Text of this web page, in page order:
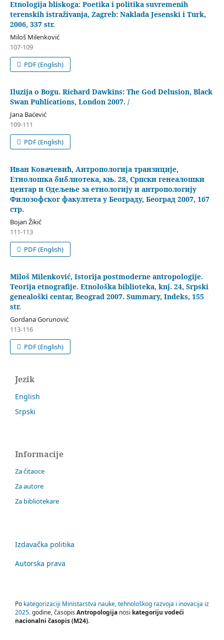
Etnologija bliskoga: Poetika i politika suvremenih
terenskih istraživanja, Zagreb: Naklada Jesenski i Turk,
2006, 337 str.
Miloš Milenković
107-109
PDF (English)
Iluzija o Bogu. Richard Dawkins: The God Delusion, Black
Swan Publications, London 2007. /
Jana Baćević
109-111
PDF (English)
Иван Ковачевић, Антропологија транзиције,
Етнолошка библиотека, књ. 28, Српски генеалошки
центар и Одељење за етнологију и антропологију
Филозофског факултета у Београду, Београд 2007, 167
стр.
Bojan Žikić
111-113
PDF (English)
Miloš Milenković, Istorija postmoderne antropologije.
Teorija etnografije. Etnološka biblioteka, knj. 24, Srpski
genealoški centar, Beograd 2007. Summary, Indeks, 155
str.
Gordana Gorunović
113-116
PDF (English)
Jezik
English
Srpski
Informacije
Za čitaoce
Za autore
Za bibliotekare
Izdavačka politika
Autorska prava
Po kategorizaciji Ministarstva nauke, tehnološkog razvoja i inovacija iz
2025. godine, časopis Antropologija nosi kategoriju vodeći
nacionalni časopis (M24).